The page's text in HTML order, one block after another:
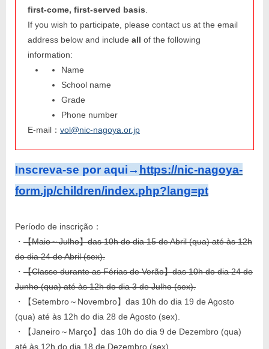
first‑come, first‑served basis
If you wish to participate, please contact us at the email
address below and include all of the following
information:
Name
School name
Grade
Phone number
E-mail ： vol@nic-nagoya.or.jp
Inscreva-se por aqui→ https://nic-nagoya-
form.jp/children/index.php?lang=pt
Período de inscrição：
・ 【Maio～Julho】das 10h do dia 15 de Abril (qua) até às 12h
do dia 24 de Abril (sex).
・ 【Classe durante as Férias de Verão】das 10h do dia 24 de
Junho (qua) até às 12h do dia 3 de Julho (sex).
・【Setembro～Novembro】das 10h do dia 19 de Agosto
(qua) até às 12h do dia 28 de Agosto (sex).
・【Janeiro～Março】das 10h do dia 9 de Dezembro (qua)
até às 12h do dia 18 de Dezembro (sex).